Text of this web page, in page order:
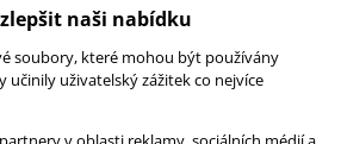
naši nabídku
soubory, které mohou být používány
učinily uživatelský zážitek co nejvíce